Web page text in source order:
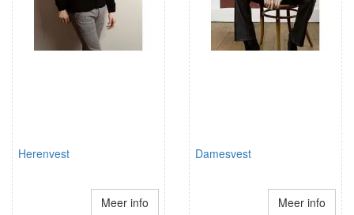
Herenvest
Meer info
Damesvest
Meer info